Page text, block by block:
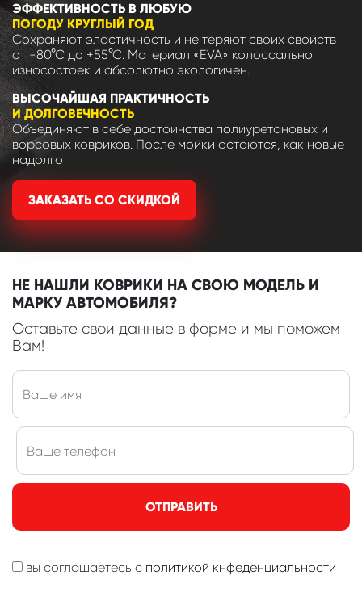
ЭФФЕКТИВНОСТЬ В ЛЮБУЮ
ПОГОДУ КРУГЛЫЙ ГОД
Сохраняют эластичность и не теряют своих свойств
от -80°С до +55°С. Материал «EVA» колоссально
износостоек и абсолютно экологичен.
ВЫСОЧАЙШАЯ ПРАКТИЧНОСТЬ
И ДОЛГОВЕЧНОСТЬ
Объединяют в себе достоинства полиуретановых и
ворсовых ковриков. После мойки остаются, как новые
надолго
ЗАКАЗАТЬ СО СКИДКОЙ
НЕ НАШЛИ КОВРИКИ НА СВОЮ МОДЕЛЬ И
МАРКУ АВТОМОБИЛЯ?
Оставьте свои данные в форме и мы поможем
Вам!
ОТПРАВИТЬ
вы соглашаетесь с политикой кнфеденциальности